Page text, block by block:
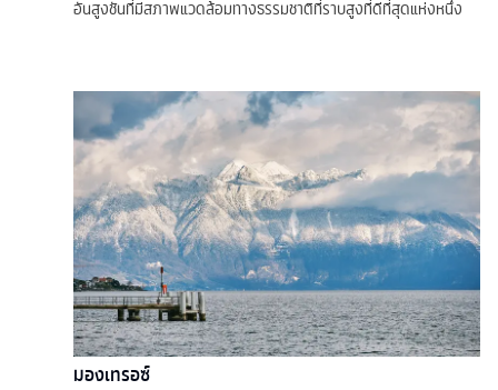
อันสูงชันที่มีสภาพแวดล้อมทางธรรมชาติที่ราบสูงที่ดีที่สุดแห่งหนึ่ง
มองเทรอซ์